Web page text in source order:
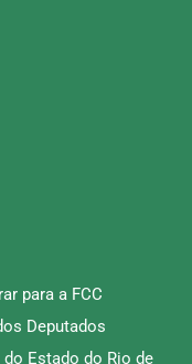
para a FCC
Deputados
Estado do Rio de